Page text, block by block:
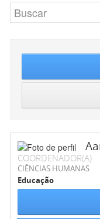
COORDENADOR(A)
CIÊNCIAS HUMANAS
Educação